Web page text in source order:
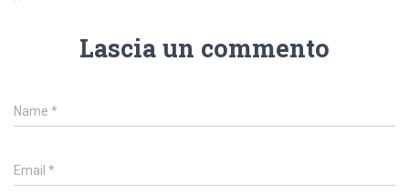
Lascia un commento
Name *
Email *